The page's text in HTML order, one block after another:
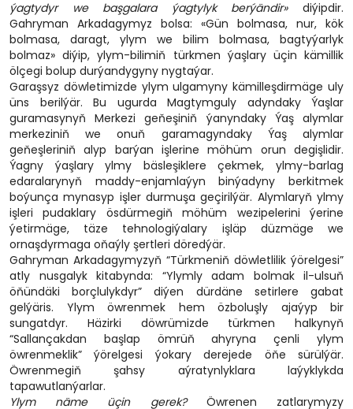
ýagtydyr we başgalara ýagtylyk berýändir»diýipdir.
Gahryman Arkadagymyz bolsa: «Gün bolmasa, nur, kök
bolmasa, daragt, ylym we bilim bolmasa, bagtyýarlyk
bolmaz» diýip, ylym-bilimiň türkmen ýaşlary üçin kämillik
ölçegi bolup durýandygyny nygtaýar.
Garaşsyz döwletimizde ylym ulgamyny kämilleşdirmäge uly
üns berilýär. Bu ugurda Magtymguly adyndaky Ýaşlar
guramasynyň Merkezi geňeşiniň ýanyndaky Ýaş alymlar
merkeziniň we onuň garamagyndaky Ýaş alymlar
geňeşleriniň alyp barýan işlerine möhüm orun degişlidir.
Ýagny ýaşlary ylmy bäsleşiklere çekmek, ylmy-barlag
edaralarynyň maddy-enjamlaýyn binýadyny berkitmek
boýunça mynasyp işler durmuşa geçirilýär. Alymlaryň ylmy
işleri pudaklary ösdürmegiň möhüm wezipelerini ýerine
ýetirmäge, täze tehnologiýalary işläp düzmäge we
ornaşdyrmaga oňaýly şertleri döredýär.
Gahryman Arkadagymyzyň “Türkmeniň döwletlilik ýörelgesi”
atly nusgalyk kitabynda: “Ylymly adam bolmak il-ulsuň
öňündäki borçlulykdyr” diýen dürdäne setirlere gabat
gelýäris. Ylym öwrenmek hem özboluşly ajaýyp bir
sungatdyr. Häzirki döwrümizde türkmen halkynyň
“Sallançakdan başlap ömrüň ahyryna çenli ylym
öwrenmeklik” ýörelgesi ýokary derejede öňe sürülýär.
Öwrenmegiň şahsy aýratynlyklara laýyklykda
tapawutlanýarlar.
Ylym näme üçin gerek?Öwrenen zatlarymyzy